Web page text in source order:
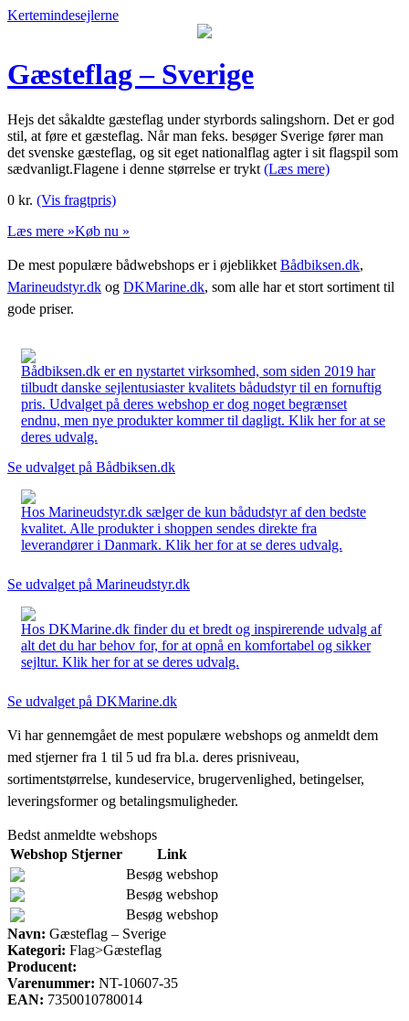
Kertemindesejlerne
Gæsteflag – Sverige
Hejs det såkaldte gæsteflag under styrbords salingshorn. Det er god
stil, at føre et gæsteflag. Når man feks. besøger Sverige fører man
det svenske gæsteflag, og sit eget nationalflag agter i sit flagspil som
sædvanligt.Flagene i denne størrelse er trykt (Læs mere)
0 kr. (Vis fragtpris)
Læs mere »Køb nu »
De mest populære bådwebshops er i øjeblikket Bådbiksen.dk,
Marineudstyr.dk og DKMarine.dk, som alle har et stort sortiment til
gode priser.
Bådbiksen.dk er en nystartet virksomhed, som siden 2019 har
tilbudt danske sejlentusiaster kvalitets bådudstyr til en fornuftig
pris. Udvalget på deres webshop er dog noget begrænset
endnu, men nye produkter kommer til dagligt. Klik her for at se
deres udvalg.
Se udvalget på Bådbiksen.dk
Hos Marineudstyr.dk sælger de kun bådudstyr af den bedste
kvalitet. Alle produkter i shoppen sendes direkte fra
leverandører i Danmark. Klik her for at se deres udvalg.
Se udvalget på Marineudstyr.dk
Hos DKMarine.dk finder du et bredt og inspirerende udvalg af
alt det du har behov for, for at opnå en komfortabel og sikker
sejltur. Klik her for at se deres udvalg.
Se udvalget på DKMarine.dk
Vi har gennemgået de mest populære webshops og anmeldt dem
med stjerner fra 1 til 5 ud fra bl.a. deres prisniveau,
sortimentstørrelse, kundeservice, brugervenlighed, betingelser,
leveringsformer og betalingsmuligheder.
Bedst anmeldte webshops
Webshop Stjerner
Link
Besøg webshop
Besøg webshop
Besøg webshop
Navn: Gæsteflag – Sverige
Kategori: Flag>Gæsteflag
Producent:
Varenummer: NT-10607-35
EAN: 7350010780014